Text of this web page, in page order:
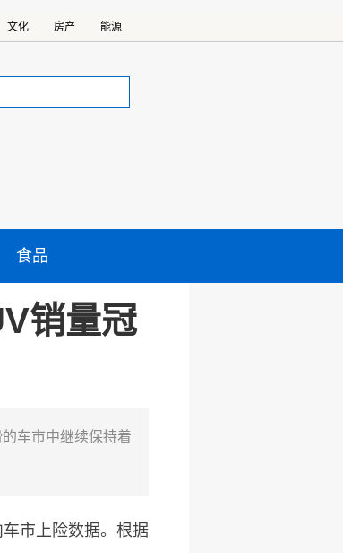
文化 房产 能源
食品
销量冠
车市中继续保持着
车市上险数据。根据